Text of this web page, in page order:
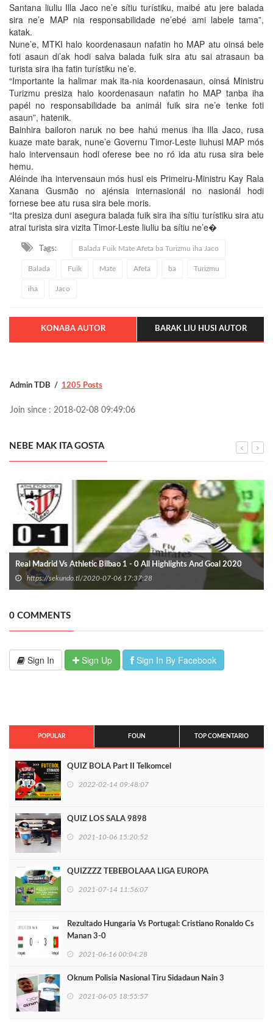
Santana liuliu Illa Jaco ne’e sítiu turístiku, maibé atu jere balada
sira ne’e MAP nia responsabilidade ne’ebé ami labele tama”,
katak.
Nune’e, MTKI halo koordenasaun nafatin ho MAP atu oinsá bele
foti asaun di’ak hodi salva balada fuik sira atu sai atrasaun ba
turista sira iha fatin turístiku ne’e.
“Importante la halimar mak ita-nia koordenasaun, oinsá Ministru
Turizmu presiza halo koordenasaun nafatin ho MAP tanba iha
papél no responsabilidade ba animál fuik sira ne’e tenke foti
asaun”, hatenik.
Bainhira bailoron naruk no bee hahú menus iha Illa Jaco, rusa
kuaze mate barak, nune’e Governu Timor-Leste liuhusi MAP mós
halo intervensaun hodi oferese bee no ró ida atu rusa sira bele
hemu.
Aléinde iha intervensaun mós husi eis Primeiru-Ministru Kay Rala
Xanana Gusmão no ajénsia internasionál no nasionál hodi
fornese bee atu rusa sira bele moris.
“Ita presiza duni asegura balada fuik sira iha sítiu turístiku sira atu
atrai turista sira vizita Timor-Leste liuliu ba sítiu ne’e�
Tags: Balada Fuik Mate Afeta ba Turizmu iha Jaco
Balada Fuik Mate Afeta ba Turizmu
iha Jaco
KONABA AUTOR BARAK LIU HUSI AUTOR
Admin TDB 1205 Posts
Join since : 2018-02-08 09:49:06
NEBE MAK ITA GOSTA
Real Madrid Vs Athletic Bilbao 1 - 0 All Highlights And Goal 2020
https://sekundo.tl/2020-07-06 17:37:28
0 COMMENTS
Sign In Sign Up Sign In By Facebook
POPULAR FOUN TOP COMENTARIO
QUIZ BOLA Part II Telkomcel
2022-02-14 09:48:07
QUIZ LOS SALA 9898
2021-10-06 15:20:52
QUIZZZZ TEBEBOLAAA LIGA EUROPA
2021-07-14 11:56:07
Rezultado Hungaria Vs Portugal: Cristiano Ronaldo Cs
Manan 3-0
2021-06-16 00:04:28
Oknum Polisia Nasional Tiru Sidadaun Nain 3
2021-06-05 18:55:57